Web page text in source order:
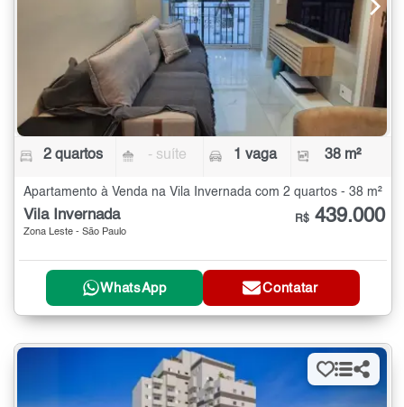
2 quartos - suíte 1 vaga 38 m²
Apartamento à Venda na Vila Invernada com 2 quartos - 38 m²
Vila Invernada
Zona Leste - São Paulo
R$ 439.000
WhatsApp Contatar